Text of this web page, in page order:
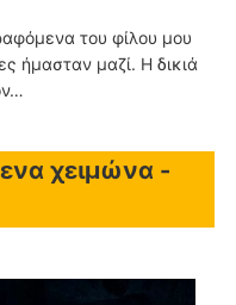
του φίλου μου
ήμασταν μαζί. Η δικιά
χειμώνα -